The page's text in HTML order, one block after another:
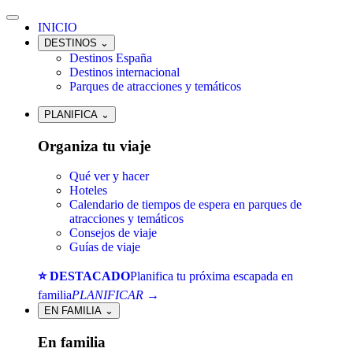
INICIO
DESTINOS ⌄
Destinos España
Destinos internacional
Parques de atracciones y temáticos
PLANIFICA ⌄
Organiza tu viaje
Qué ver y hacer
Hoteles
Calendario de tiempos de espera en parques de
atracciones y temáticos
Consejos de viaje
Guías de viaje
⭐ DESTACADOPlanifica tu próxima escapada en
familiaPLANIFICAR →
EN FAMILIA ⌄
En familia